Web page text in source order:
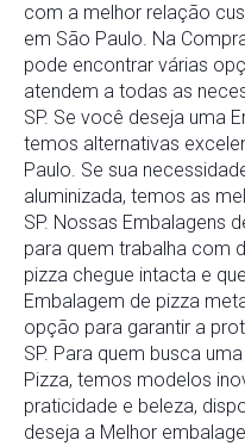
com a melhor relação
em São Paulo. Na
pode encontrar várias
atendem a todas as
SP. Se você deseja uma
temos alternativas
Paulo. Se sua
aluminizada, temos as
SP. Nossas Embalagens
para quem trabalha com
pizza chegue intacta e
Embalagem de pizza
opção para garantir a
SP. Para quem busca
Pizza, temos modelos
praticidade e beleza,
deseja a Melhor